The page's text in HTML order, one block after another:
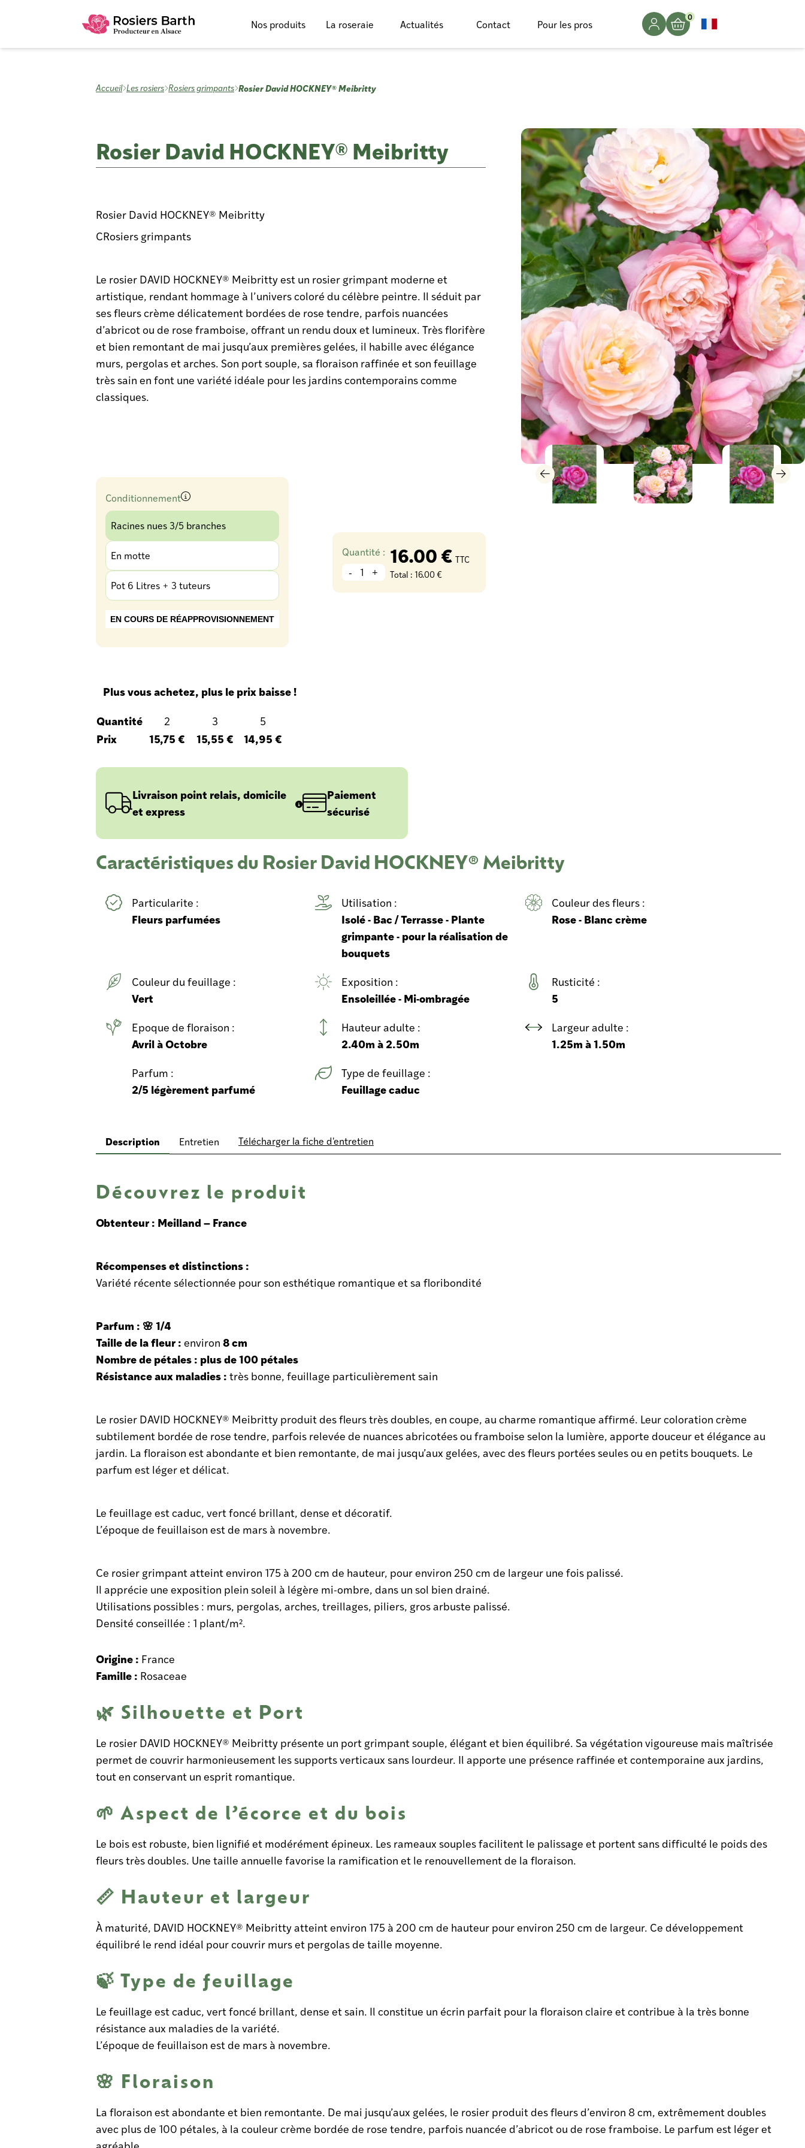
Nos produits La roseraie Actualités Contact Pour les pros
0
Accueil Les rosiers Rosiers grimpants Rosier David HOCKNEY® Meibritty
Rosier David HOCKNEY® Meibritty
Rosier David HOCKNEY® Meibritty
CRosiers grimpants
Le rosier DAVID HOCKNEY® Meibritty est un rosier grimpant moderne et
artistique, rendant hommage à l’univers coloré du célèbre peintre. Il séduit par
ses fleurs crème délicatement bordées de rose tendre, parfois nuancées
d’abricot ou de rose framboise, offrant un rendu doux et lumineux. Très florifère
et bien remontant de mai jusqu’aux premières gelées, il habille avec élégance
murs, pergolas et arches. Son port souple, sa floraison raffinée et son feuillage
très sain en font une variété idéale pour les jardins contemporains comme
classiques.
Conditionnement
Racines nues 3/5 branches
En motte
Pot 6 Litres + 3 tuteurs
EN COURS DE RÉAPPROVISIONNEMENT
Quantité :
- +
16.00 € TTC
Total : 16.00 €
Plus vous achetez, plus le prix baisse !
Quantité
2 3 5
Prix 15,75 € 15,55 € 14,95 €
Livraison point relais, domicile
et express
Paiement
sécurisé
Caractéristiques du Rosier David HOCKNEY® Meibritty
Particularite :
Fleurs parfumées
Utilisation :
Isolé - Bac / Terrasse - Plante
grimpante - pour la réalisation de
bouquets
Couleur des fleurs :
Rose - Blanc crème
Couleur du feuillage :
Vert
Exposition :
Ensoleillée - Mi-ombragée
Rusticité :
5
Epoque de floraison :
Avril à Octobre
Hauteur adulte :
2.40m à 2.50m
Largeur adulte :
1.25m à 1.50m
Parfum :
2/5 légèrement parfumé
Type de feuillage :
Feuillage caduc
Description Entretien Télécharger la fiche d'entretien
Découvrez le produit
Obtenteur : Meilland – France
Récompenses et distinctions :
Variété récente sélectionnée pour son esthétique romantique et sa floribondité
Parfum : 🌸 1/4
Taille de la fleur : environ 8 cm
Nombre de pétales : plus de 100 pétales
Résistance aux maladies : très bonne, feuillage particulièrement sain
Le rosier DAVID HOCKNEY® Meibritty produit des fleurs très doubles, en coupe, au charme romantique affirmé. Leur coloration crème
subtilement bordée de rose tendre, parfois relevée de nuances abricotées ou framboise selon la lumière, apporte douceur et élégance au
jardin. La floraison est abondante et bien remontante, de mai jusqu’aux gelées, avec des fleurs portées seules ou en petits bouquets. Le
parfum est léger et délicat.
Le feuillage est caduc, vert foncé brillant, dense et décoratif.
L’époque de feuillaison est de mars à novembre.
Ce rosier grimpant atteint environ 175 à 200 cm de hauteur, pour environ 250 cm de largeur une fois palissé.
Il apprécie une exposition plein soleil à légère mi-ombre, dans un sol bien drainé.
Utilisations possibles : murs, pergolas, arches, treillages, piliers, gros arbuste palissé.
Densité conseillée : 1 plant/m².
Origine : France
Famille : Rosaceae
🌿 Silhouette et Port
Le rosier DAVID HOCKNEY® Meibritty présente un port grimpant souple, élégant et bien équilibré. Sa végétation vigoureuse mais maîtrisée
permet de couvrir harmonieusement les supports verticaux sans lourdeur. Il apporte une présence raffinée et contemporaine aux jardins,
tout en conservant un esprit romantique.
🌱 Aspect de l’écorce et du bois
Le bois est robuste, bien lignifié et modérément épineux. Les rameaux souples facilitent le palissage et portent sans difficulté le poids des
fleurs très doubles. Une taille annuelle favorise la ramification et le renouvellement de la floraison.
📏 Hauteur et largeur
À maturité, DAVID HOCKNEY® Meibritty atteint environ 175 à 200 cm de hauteur pour environ 250 cm de largeur. Ce développement
équilibré le rend idéal pour couvrir murs et pergolas de taille moyenne.
🍃 Type de feuillage
Le feuillage est caduc, vert foncé brillant, dense et sain. Il constitue un écrin parfait pour la floraison claire et contribue à la très bonne
résistance aux maladies de la variété.
L’époque de feuillaison est de mars à novembre.
🌸 Floraison
La floraison est abondante et bien remontante. De mai jusqu’aux gelées, le rosier produit des fleurs d’environ 8 cm, extrêmement doubles
avec plus de 100 pétales, à la couleur crème bordée de rose tendre, parfois nuancée d’abricot ou de rose framboise. Le parfum est léger et